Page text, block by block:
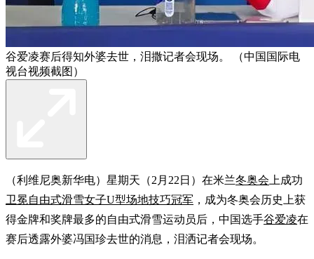
谷爱凌赛后得知外婆去世，泪撒记者会现场。 （中国国际电
视台视频截图）
（利维尼奥新华电）星期天（2月22日）在米兰冬奥会 上成功
卫冕自由式滑雪女子U型场地技巧冠军 ，成为冬奥会历史上获
得金牌和奖牌最多的自由式滑雪运动员后，中国选手谷爱凌在
赛后透露外婆冯国珍去世的消息，泪洒记者会现场。